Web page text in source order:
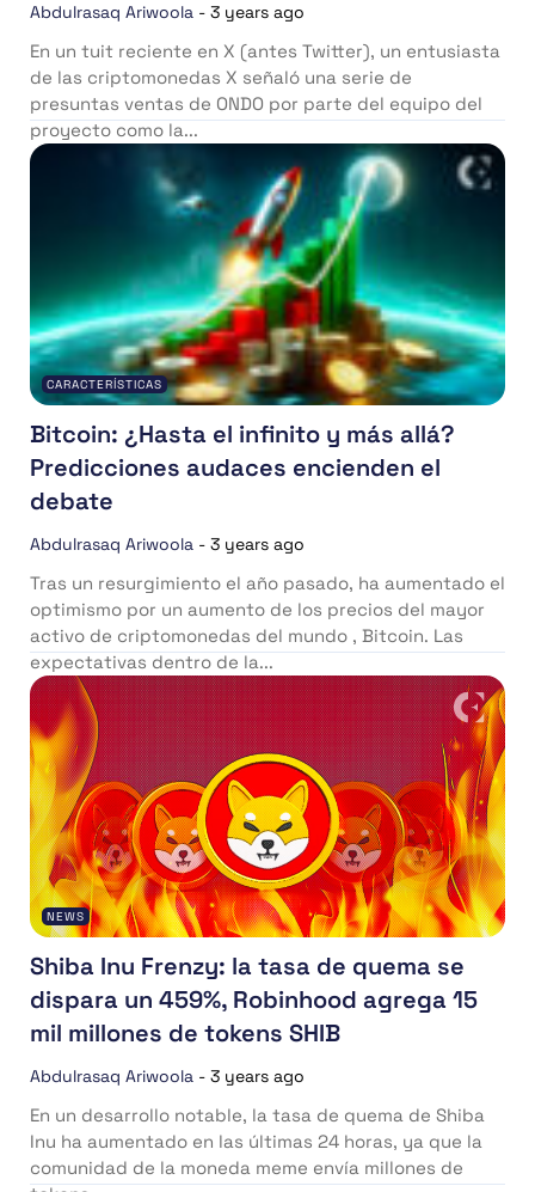
Abdulrasaq Ariwoola - 3 years ago
En un tuit reciente en X (antes Twitter), un entusiasta
de las criptomonedas X señaló una serie de
presuntas ventas de ONDO por parte del equipo del
proyecto como la...
CARACTERÍSTICAS
Bitcoin: ¿Hasta el infinito y más allá?
Predicciones audaces encienden el
debate
Abdulrasaq Ariwoola - 3 years ago
Tras un resurgimiento el año pasado, ha aumentado el
optimismo por un aumento de los precios del mayor
activo de criptomonedas del mundo , Bitcoin. Las
expectativas dentro de la...
NEWS
Shiba Inu Frenzy: la tasa de quema se
dispara un 459%, Robinhood agrega 15
mil millones de tokens SHIB
Abdulrasaq Ariwoola - 3 years ago
En un desarrollo notable, la tasa de quema de Shiba
Inu ha aumentado en las últimas 24 horas, ya que la
comunidad de la moneda meme envía millones de